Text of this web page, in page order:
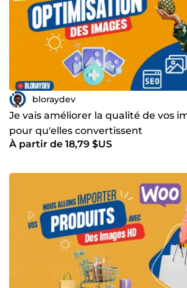
nouveaux sommets ! 🎉 Ne laissez plus
vous dépasser : c’est le moment de
bloraydev
Je vais améliorer la qualité de vos
pour qu'elles convertissent
À partir de 18,79 $US